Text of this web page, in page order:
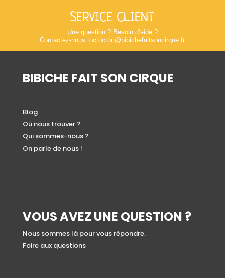
SERVICE CLIENT
Une question ? Besoin d’aide ?
Contactez-noustoctoctoc@bibichefaitsoncirque.fr
BIBICHE FAIT SON CIRQUE
Blog
Où nous trouver ?
Qui sommes-nous ?
On parle de nous !
VOUS AVEZ UNE QUESTION ?
Nous sommes là pour vous répondre.
Foire aux questions